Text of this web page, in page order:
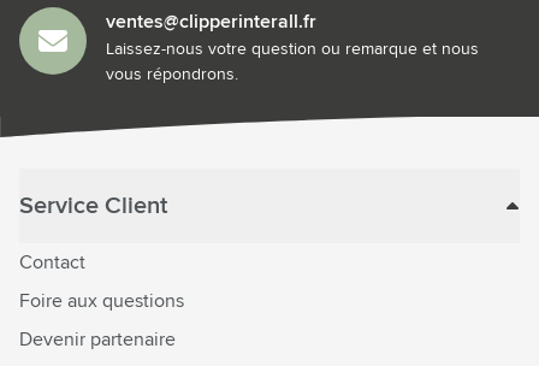
ventes@clipperinterall.fr
Laissez-nous votre question ou remarque et nous
vous répondrons.
Service Client
Contact
Foire aux questions
Devenir partenaire